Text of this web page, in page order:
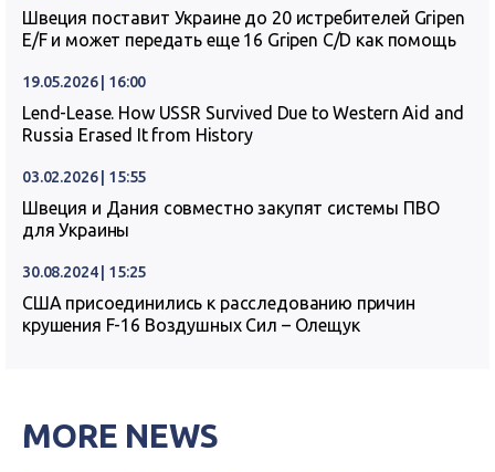
Швеция поставит Украине до 20 истребителей Gripen
E/F и может передать еще 16 Gripen C/D как помощь
19.05.2026 | 16:00
Lend-Lease. How USSR Survived Due to Western Aid and
Russia Erased It from History
03.02.2026 | 15:55
Швеция и Дания совместно закупят системы ПВО
для Украины
30.08.2024 | 15:25
США присоединились к расследованию причин
крушения F-16 Воздушных Сил – Олещук
MORE NEWS